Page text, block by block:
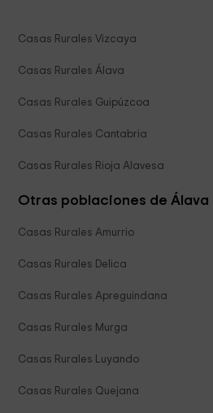
Casas Rurales Vizcaya
Casas Rurales Álava
Casas Rurales Guipúzcoa
Casas Rurales Cantabria
Casas Rurales Rioja Alavesa
Otras poblaciones de Álava
Casas Rurales Amurrio
Casas Rurales Delica
Casas Rurales Apreguindana
Casas Rurales Murga
Casas Rurales Luyando
Casas Rurales Quejana